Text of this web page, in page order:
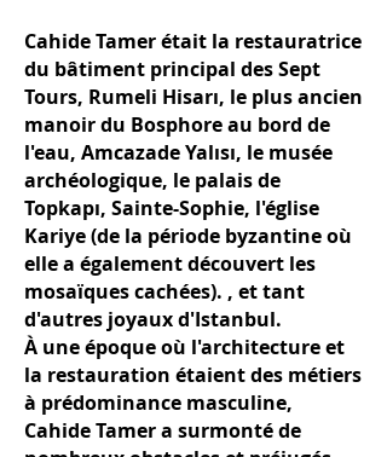
Cahide Tamer était la restauratrice
du bâtiment principal des Sept
Tours, Rumeli Hisarı, le plus ancien
manoir du Bosphore au bord de
l'eau, Amcazade Yalısı, le musée
archéologique, le palais de
Topkapı, Sainte-Sophie, l'église
Kariye (de la période byzantine où
elle a également découvert les
mosaïques cachées). , et tant
d'autres joyaux d'Istanbul.
À une époque où l'architecture et
la restauration étaient des métiers
à prédominance masculine,
Cahide Tamer a surmonté de